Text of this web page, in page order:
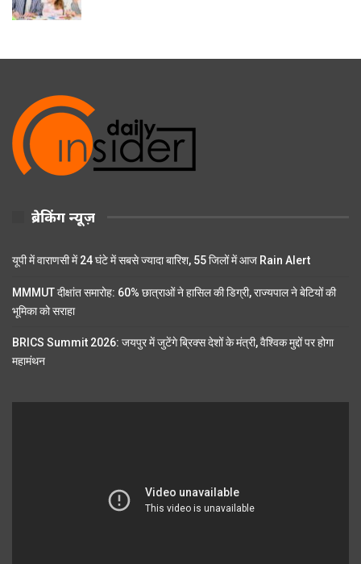
ब्रेकिंग न्यूज़
यूपी में वाराणसी में 24 घंटे में सबसे ज्यादा बारिश, 55 जिलों में आज Rain Alert
MMMUT दीक्षांत समारोह: 60% छात्राओं ने हासिल की डिग्री, राज्यपाल ने बेटियों की
भूमिका को सराहा
BRICS Summit 2026: जयपुर में जुटेंगे ब्रिक्स देशों के मंत्री, वैश्विक मुद्दों पर होगा
महामंथन